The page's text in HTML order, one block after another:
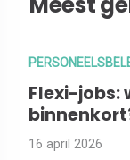
Flexi-jobs:
16 april 2026